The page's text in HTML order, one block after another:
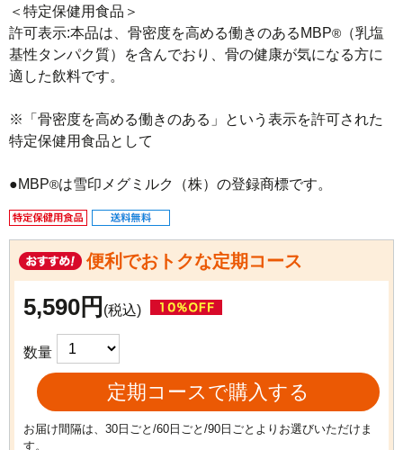
＜特定保健用食品＞
許可表示:本品は、骨密度を高める働きのあるMBP® （乳塩
基性タンパク質）を含んでおり、骨の健康が気になる方に
適した飲料です。
※「骨密度を高める働きのある」という表示を許可された
特定保健用食品として
●MBP®
便利でおトクな定期コース
5,590円 (税込)
数量
定期コースで購入する
お届け間隔は、30日ごと/60日ごと/90日ごとよりお選びいただけま
す。